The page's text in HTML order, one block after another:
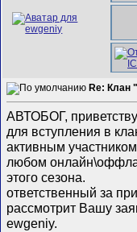
Re: Клан
АВТОБОГ,
для вступления в
активным
любом
этого сезона.
ответственный за
рассмотрит Вашу
ewgeniy.